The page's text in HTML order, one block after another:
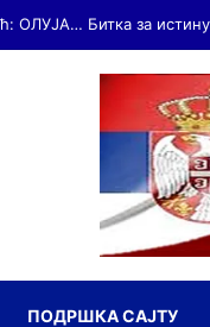
ПОДРШКА САЈТУ